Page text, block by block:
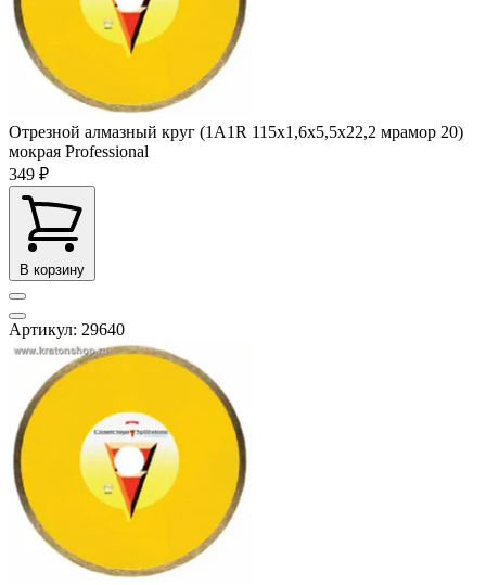
Отрезной алмазный круг (1A1R 115x1,6x5,5x22,2 мрамор 20)
мокрая Professional
349 ₽
В корзину
Артикул: 29640